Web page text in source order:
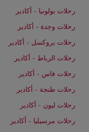
رحلات بولونيا - أكادير
رحلات وجدة - أكادير
رحلات بروكسل - أكادير
رحلات الرباط - أكادير
رحلات فاس - أكادير
رحلات طنجة - أكادير
رحلات ليون - أكادير
رحلات مرسيليا - أكادير